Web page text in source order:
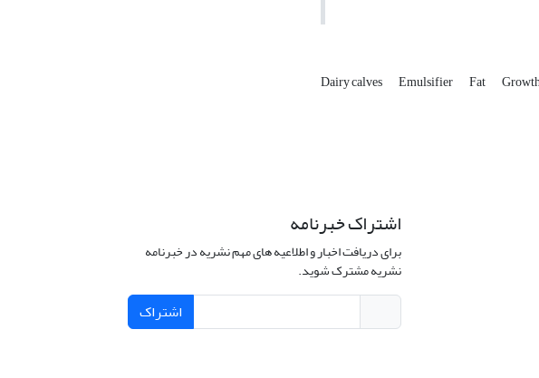
Dairy calves Emulsifier Fat
اشتراک خبرنامه
برای دریافت اخبار و اطلاعیه های مهم نشریه در خبرنامه
نشریه مشترک شوید.
اشتراک